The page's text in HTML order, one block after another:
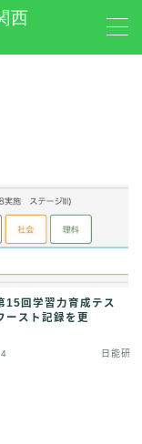
西
15回学習力育成テス
ースト記録を更
日能研